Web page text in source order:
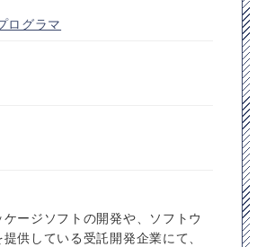
ログラマ
ージソフトの開発や、ソフトウ
供している受託開発企業にて、